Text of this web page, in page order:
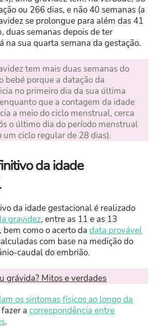
ou 266 dias, e não 40 semanas (a
se prolongue para além das 41
duas semanas depois de ter
na sua quarta semana da gestação.
tem mais duas semanas do
bebé porque a datação da
no primeiro dia da sua última
que a contagem da idade
a meio do ciclo menstrual, cerca
o último dia do período menstrual
um ciclo regular de 28 dias).
da idade
da idade gestacional é realizado
gravidez, entre as 11 e as 13
bem como o acerto da data provável
com base na medição do
caudal do embrião.
grávida? Mitos e verdades
os sintomas físicos ao longo da
a correspondência entre
.